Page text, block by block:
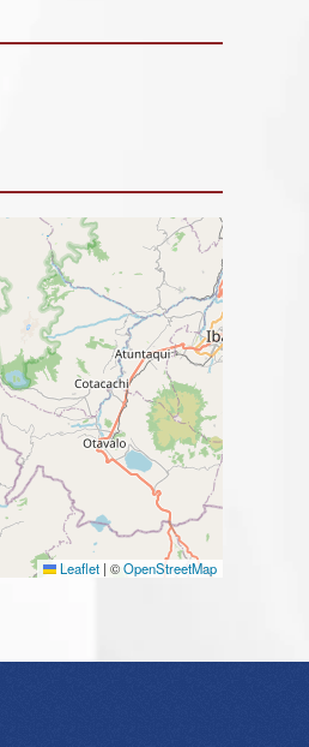
Leaflet | ©OpenStreetMap